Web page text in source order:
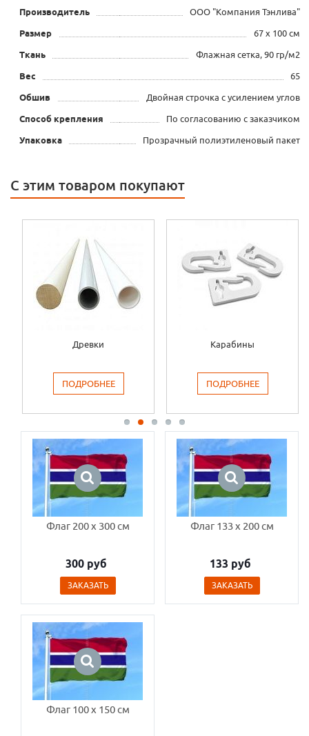
Производитель ООО "Компания Тэнлива"
Размер 67 x 100 см
Ткань Флажная сетка, 90 гр/м2
Вес 65
Обшив Двойная строчка с усилением углов
Способ крепления По согласованию с заказчиком
Упаковка Прозрачный полиэтиленовый пакет
С этим товаром покупают
Древки
ПОДРОБНЕЕ
Карабины
ПОДРОБНЕЕ
Флаг 200 x 300 см
300 руб
ЗАКАЗАТЬ
Флаг 133 x 200 см
133 руб
ЗАКАЗАТЬ
Флаг 100 x 150 см